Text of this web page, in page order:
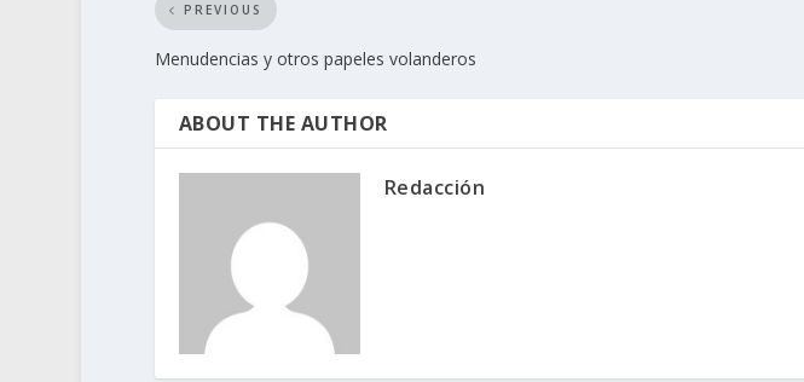
PREVIOUS
Menudencias y otros papeles volanderos
ABOUT THE AUTHOR
Redacción